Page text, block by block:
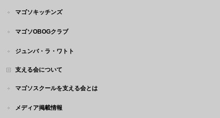
マゴソキッチンズ
マゴソOBOGクラブ
ジュンバ・ラ・ワトト
支える会について
マゴソスクールを支える会とは
メディア掲載情報